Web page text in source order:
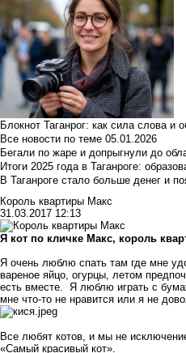
Блокнот Таганрог: как сила слова
Все новости по теме 05.01.2026
Бегали по жаре и допрыгнули до
Итоги 2025 года в Таганроге:
В Таганроге стало больше денег и
Король квартиры Макс
31.03.2017 12:13
Я кот по кличке Макс, король
Я очень люблю спать там где мне
вареное яйцо, огурцы, летом
есть вместе. Я люблю играть с
мне что-то не нравится или я не
Все любят котов, и мы не
«Самый красивый кот».